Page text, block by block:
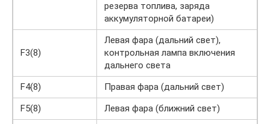
резерва топлива, заряда
аккумуляторной батареи)
F3(8)
Левая фара (дальний свет),
контрольная лампа включения
дальнего света
F4(8)
Правая фара (дальний свет)
F5(8)
Левая фара (ближний свет)